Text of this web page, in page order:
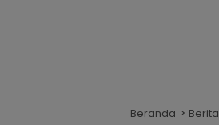
Beranda Berita